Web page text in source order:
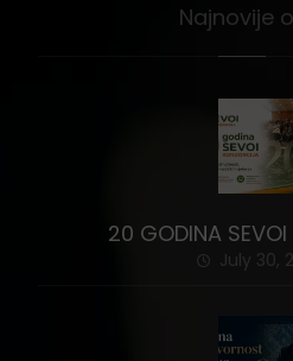
Najnovije
20 GODINA
July 30,